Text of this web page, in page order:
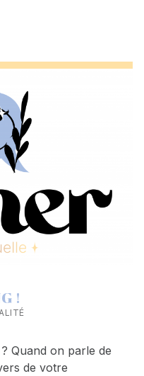
!
BY:
Quand on parle de
de votre